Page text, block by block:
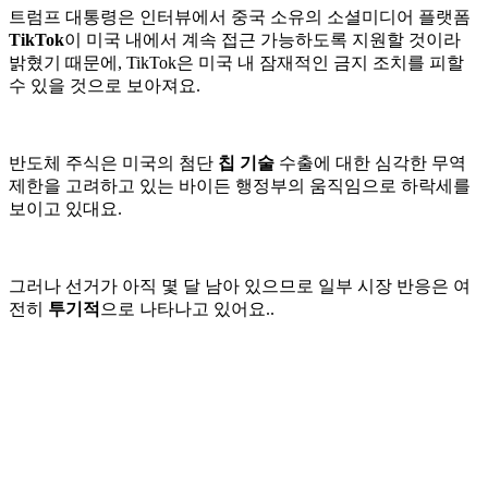
트럼프 대통령은 인터뷰에서 중국 소유의 소셜미디어 플랫폼
TikTok이 미국 내에서 계속 접근 가능하도록 지원할 것이라
밝혔기 때문에, TikTok은 미국 내 잠재적인 금지 조치를 피할
수 있을 것으로 보아져요.
반도체 주식은 미국의 첨단 칩 기술 수출에 대한 심각한 무역
제한을 고려하고 있는 바이든 행정부의 움직임으로 하락세를
보이고 있대요.
그러나 선거가 아직 몇 달 남아 있으므로 일부 시장 반응은 여
전히 투기적 으로 나타나고 있어요..